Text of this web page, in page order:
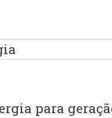
para